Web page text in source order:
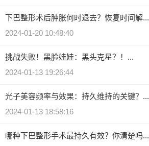
下巴整形术后肿胀何时退去？恢复时间解...
2024-01-20 10:48:40
挑战失败！黑脸娃娃：黑头克星？！...
2024-01-13 19:26:44
光子美容频率与效果：持久维持的关键？...
2024-01-13 18:58:16
哪种下巴整形手术最持久有效？你清楚吗...